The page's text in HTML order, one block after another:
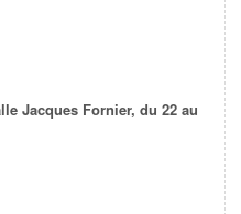
Jacques Fornier, du 22 au